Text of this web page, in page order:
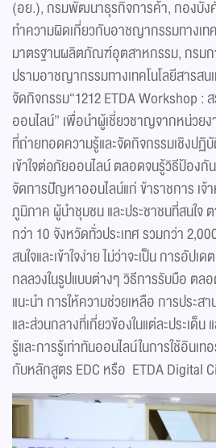
(อย.), กรมพัฒนาธุรกิจการค้า, กองบัง
ทำความผิดเกี่ยวกับอาชญากรรมทางเท
มาตรฐานผลิตภัณฑ์อุตสาหกรรม, กรมก
ปรามอาชญากรรมทางเทคโนโลยีสารส
จัดกิจกรรม“1212 ETDA Workshop :
ออนไลน์” เพื่อนำผู้เชี่ยวชาญจากหน่วย
ที่ถ่ายทอดความรู้และจัดกิจกรรมเชิงปฏิ
เข้าใจต่อภัยออนไลน์ ตลอดจนรู้วิธีป้องกั
จัดการปัญหาออนไลน์แก่ ข้าราชการ เจ้
ภูมิภาค ผู้นำชุมชน และประชาชนที่สนใจ
กว่า 10 จังหวัดทั่วประเทศ รวมกว่า
สนใจและเข้าใจง่าย ไม่ว่าจะเป็น การอัป
กลลวงในรูปแบบต่างๆ วิธีการรับมือ ตล
แนะนำ การให้ความช่วยเหลือ การประ
และส่วนกลางที่เกี่ยวข้องในแต่ละประเด็
รู้และการรู้เท่าทันออนไลน์ในการใช้อินเ
กับหลักสูตร EDC หรือ ETDA Digital